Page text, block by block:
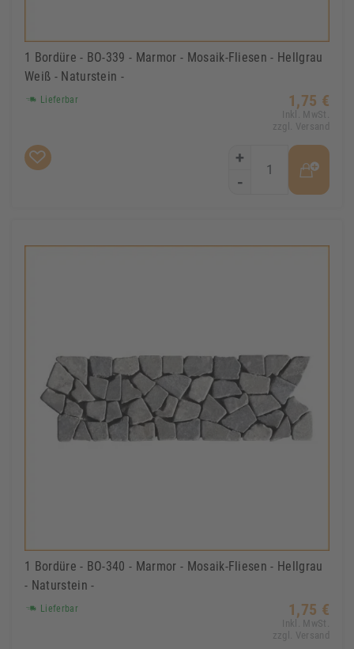
1 Bordüre - BO-339 - Marmor - Mosaik-Fliesen - Hellgrau
Weiß - Naturstein -
Lieferbar 1,75 €
Inkl. MwSt.
zzgl. Versand
+
-
1 Bordüre - BO-340 - Marmor - Mosaik-Fliesen - Hellgrau
- Naturstein -
Lieferbar 1,75 €
Inkl. MwSt.
zzgl. Versand